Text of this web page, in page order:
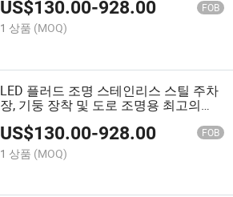
US$130.00-928.00 FOB
1 상품 (MOQ)
LED 플러드 조명 스테인리스 스틸 주차
장, 기둥 장착 및 도로 조명용 최고의
500W 100-277V AC 6500K LED 플러드
라이트
US$130.00-928.00 FOB
1 상품 (MOQ)